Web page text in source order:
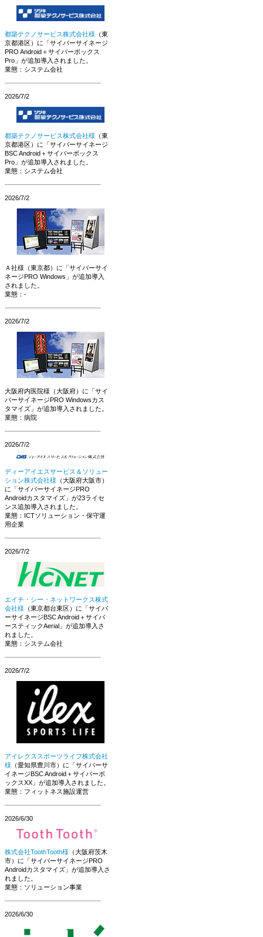
都築テクノサービス株式会社様 （東
京都港区）に「サイバーサイネージ
PRO Android＋サイバーボックス
Pro」が追加導入されました。
業態：システム会社
2026/7/2
都築テクノサービス株式会社様 （東
京都港区）に「サイバーサイネージ
BSC Android＋サイバーボックス
Pro」が追加導入されました。
業態：システム会社
2026/7/2
Ａ社様（東京都）に「サイバーサイ
ネージPRO Windows」が追加導入
されました。
業態：-
2026/7/2
大阪府内医院様（大阪府）に「サイ
バーサイネージPRO Windowsカス
タマイズ」が追加導入されました。
業態：病院
2026/7/2
ディーアイエスサービス＆ソリュー
ション株式会社様 （大阪府大阪市）
に「サイバーサイネージPRO
Androidカスタマイズ」が23ライセ
ンス追加導入されました。
業態：ICTソリューション・保守運
用企業
2026/7/2
エイチ・シー・ネットワークス株式
会社様 （東京都台東区）に「サイバ
ーサイネージBSC Android＋サイバ
ースティックAerial」が追加導入さ
れました。
業態：システム会社
2026/7/2
アイレクススポーツライフ株式会社
様 （愛知県豊川市）に「サイバーサ
イネージBSC Android＋サイバーボ
ックスXX」が追加導入されました。
業態：フィットネス施設運営
2026/6/30
株式会社ToothTooth様 （大阪府茨木
市）に「サイバーサイネージPRO
Androidカスタマイズ」が追加導入さ
れました。
業態：ソリューション事業
2026/6/30